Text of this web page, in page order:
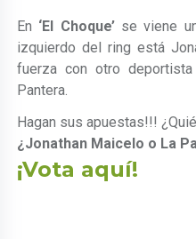
En ‘El Choque’se viene
izquierdo del ring está
fuerza con otro
Pantera.
Hagan sus apuestas!!!
¿Jonathan Maicelo o La
¡Vota aquí!